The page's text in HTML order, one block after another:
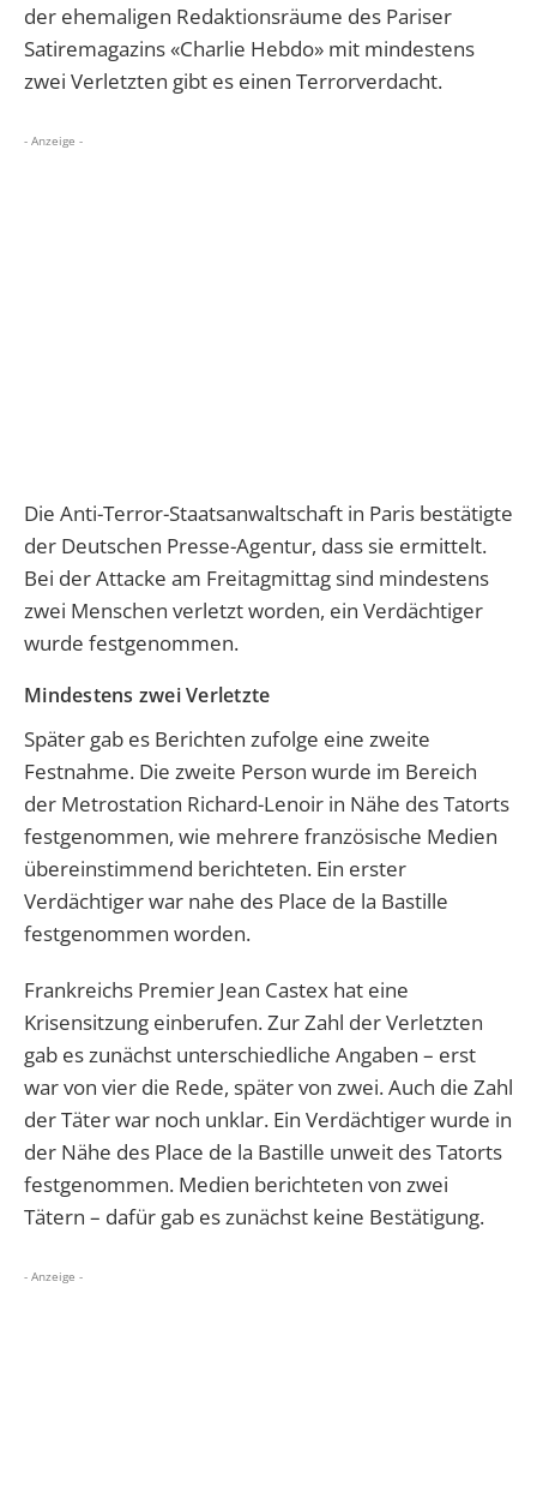
der ehemaligen Redaktionsräume des Pariser
Satiremagazins «Charlie Hebdo» mit mindestens
zwei Verletzten gibt es einen Terrorverdacht.
- Anzeige -
Die Anti-Terror-Staatsanwaltschaft in Paris bestätigte
der Deutschen Presse-Agentur, dass sie ermittelt.
Bei der Attacke am Freitagmittag sind mindestens
zwei Menschen verletzt worden, ein Verdächtiger
wurde festgenommen.
Mindestens zwei Verletzte
Später gab es Berichten zufolge eine zweite
Festnahme. Die zweite Person wurde im Bereich
der Metrostation Richard-Lenoir in Nähe des Tatorts
festgenommen, wie mehrere französische Medien
übereinstimmend berichteten. Ein erster
Verdächtiger war nahe des Place de la Bastille
festgenommen worden.
Frankreichs Premier Jean Castex hat eine
Krisensitzung einberufen. Zur Zahl der Verletzten
gab es zunächst unterschiedliche Angaben – erst
war von vier die Rede, später von zwei. Auch die Zahl
der Täter war noch unklar. Ein Verdächtiger wurde in
der Nähe des Place de la Bastille unweit des Tatorts
festgenommen. Medien berichteten von zwei
Tätern – dafür gab es zunächst keine Bestätigung.
- Anzeige -